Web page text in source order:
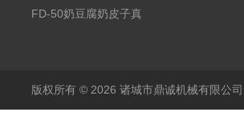
空冻干机
FD-50奶豆腐奶皮子真
版权所有 © 2026 诸城市鼎诚机械有限公司